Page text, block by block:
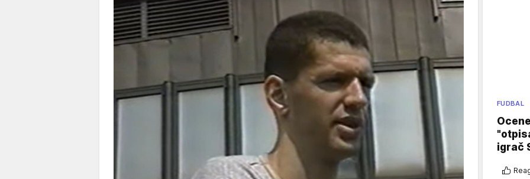
FUDBAL
igrač